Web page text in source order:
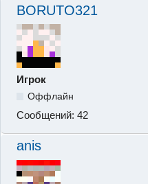
BORUTO321
Игрок
Оффлайн
Сообщений: 42
anis